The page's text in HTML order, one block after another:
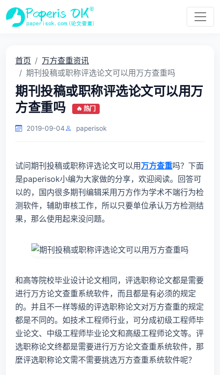
首页
万方查重资讯
期刊投稿或职称评选论文可以用万方查重吗
期刊投稿或职称评选论文可以用万
方查重吗
🔥 热门
2019-09-04 paperisok
试问期刊投稿或职称评选论文可以用 万方查重吗？下面
是paperisok小编为大家做的分享，欢迎阅读。回答可
以的，国内很多期刊编辑采用万方作为学术不端行为检
测软件，辅助审核工作，所以只要单位承认万方检测结
果，那么使用起来没问题。
和高等院校毕业设计论文相同，评选职称论文都是需要
进行万方论文查重系统软件，而且都是有必须的规定
的。并且不一样等級的评选职称论文对万方查重的规定
都是不同的。如技术工程师行业，可分成初级工程师毕
业论文、中级工程师毕业论文和高級工程师论文等。评
选职称论文终都是需要进行万方论文查重系统软件，那
麼评选职称论文需不需要挑选万方查重系统软件呢？